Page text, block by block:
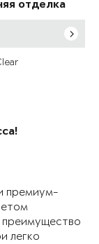
отделка
премиум-
преимущество
легко